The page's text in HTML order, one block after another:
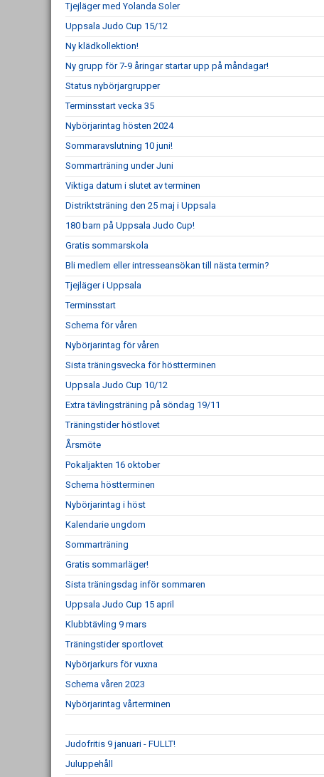
Tjejläger med Yolanda Soler
Uppsala Judo Cup 15/12
Ny klädkollektion!
Ny grupp för 7-9 åringar startar upp på måndagar!
Status nybörjargrupper
Terminsstart vecka 35
Nybörjarintag hösten 2024
Sommaravslutning 10 juni!
Sommarträning under Juni
Viktiga datum i slutet av terminen
Distriktsträning den 25 maj i Uppsala
180 barn på Uppsala Judo Cup!
Gratis sommarskola
Bli medlem eller intresseansökan till nästa termin?
Tjejläger i Uppsala
Terminsstart
Schema för våren
Nybörjarintag för våren
Sista träningsvecka för höstterminen
Uppsala Judo Cup 10/12
Extra tävlingsträning på söndag 19/11
Träningstider höstlovet
Årsmöte
Pokaljakten 16 oktober
Schema höstterminen
Nybörjarintag i höst
Kalendarie ungdom
Sommarträning
Gratis sommarläger!
Sista träningsdag inför sommaren
Uppsala Judo Cup 15 april
Klubbtävling 9 mars
Träningstider sportlovet
Nybörjarkurs för vuxna
Schema våren 2023
Nybörjarintag vårterminen
Judofritis 9 januari - FULLT!
Juluppehåll